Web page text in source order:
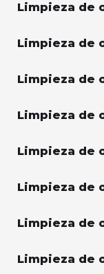
Limpieza de
Limpieza de
Limpieza de
Limpieza de
Limpieza de
Limpieza de
Limpieza de
Limpieza de